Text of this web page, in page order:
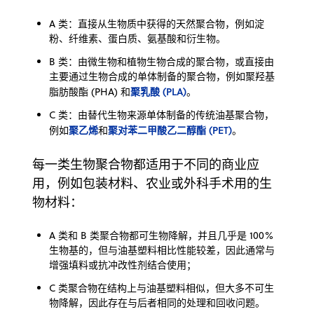
A 类：直接从生物质中获得的天然聚合物，例如淀
粉、纤维素、蛋白质、氨基酸和衍生物。
B 类：由微生物和植物生物合成的聚合物，或直接由
主要通过生物合成的单体制备的聚合物，例如聚羟基
脂肪酸酯 (PHA) 和聚乳酸 (PLA)。
C 类：由替代生物来源单体制备的传统油基聚合物，
例如聚乙烯和聚对苯二甲酸乙二醇酯 (PET)。
每一类生物聚合物都适用于不同的商业应
用，例如包装材料、农业或外科手术用的生
物材料：
A 类和 B 类聚合物都可生物降解，并且几乎是 100%
生物基的，但与油基塑料相比性能较差，因此通常与
增强填料或抗冲改性剂结合使用；
C 类聚合物在结构上与油基塑料相似，但大多不可生
物降解，因此存在与后者相同的处理和回收问题。